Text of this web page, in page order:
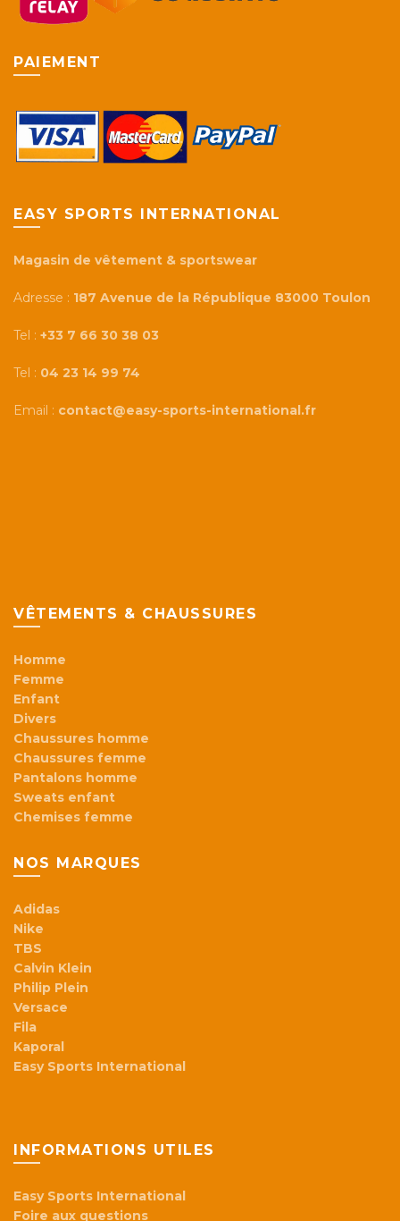
PAIEMENT
EASY SPORTS INTERNATIONAL
Magasin de vêtement & sportswear
Adresse : 187 Avenue de la République 83000 Toulon
Tel : +33 7 66 30 38 03
Tel : 04 23 14 99 74
Email : contact@easy-sports-international.fr
VÊTEMENTS & CHAUSSURES
Homme
Femme
Enfant
Divers
Chaussures homme
Chaussures femme
Pantalons homme
Sweats enfant
Chemises femme
NOS MARQUES
Adidas
Nike
TBS
Calvin Klein
Philip Plein
Versace
Fila
Kaporal
Easy Sports International
INFORMATIONS UTILES
Easy Sports International
Foire aux questions